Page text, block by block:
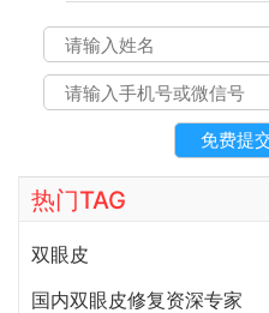
热门TAG
双眼皮
国内双眼皮修复资深专家